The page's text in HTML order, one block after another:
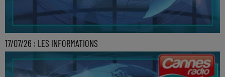
17/07/26 : LES INFORMATIONS